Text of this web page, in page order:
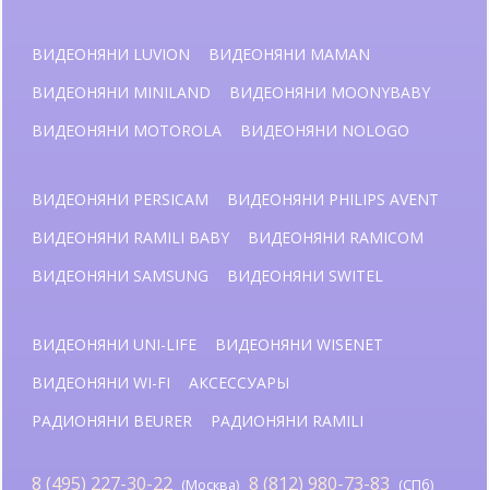
ВИДЕОНЯНИ LUVION
ВИДЕОНЯНИ MAMAN
ВИДЕОНЯНИ MINILAND
ВИДЕОНЯНИ MOONYBABY
ВИДЕОНЯНИ MOTOROLA
ВИДЕОНЯНИ NOLOGO
ВИДЕОНЯНИ PERSICAM
ВИДЕОНЯНИ PHILIPS AVENT
ВИДЕОНЯНИ RAMILI BABY
ВИДЕОНЯНИ RAMICOM
ВИДЕОНЯНИ SAMSUNG
ВИДЕОНЯНИ SWITEL
ВИДЕОНЯНИ UNI-LIFE
ВИДЕОНЯНИ WISENET
ВИДЕОНЯНИ WI-FI
АКСЕССУАРЫ
РАДИОНЯНИ BEURER
РАДИОНЯНИ RAMILI
8 (495) 227-30-22 (Москва) 8 (812) 980-73-83 (СПб)